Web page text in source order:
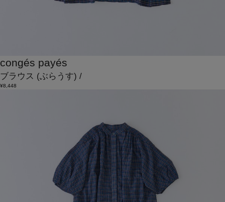
congés payés
ブラウス (ぶらうす) /
¥8,448